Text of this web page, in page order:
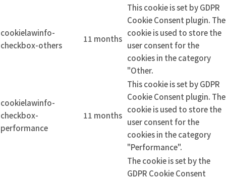
cookielawinfo-
checkbox-others
11 months
This cookie is set by GDPR
Cookie Consent plugin. The
cookie is used to store the
user consent for the
cookies in the category
"Other.
cookielawinfo-
checkbox-
performance
11 months
This cookie is set by GDPR
Cookie Consent plugin. The
cookie is used to store the
user consent for the
cookies in the category
"Performance".
The cookie is set by the
GDPR Cookie Consent